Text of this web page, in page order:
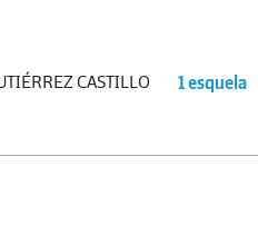
CASTILLO 1 esquela